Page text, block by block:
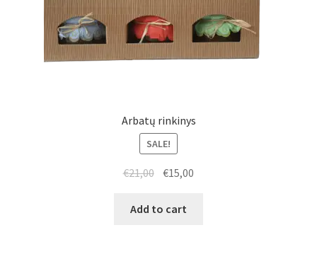
Arbatų rinkinys
SALE!
€21,00 €15,00
Add to cart